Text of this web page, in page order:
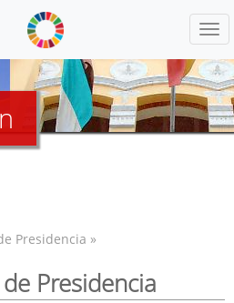
Presidencia »
Presidencia